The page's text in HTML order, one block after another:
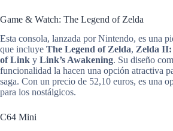
Game & Watch: The Legend of Zelda
Esta consola, lanzada por Nintendo, es una
que incluye The Legend of Zelda, Zelda II:
of Link y Link’s Awakening. Su diseño
funcionalidad la hacen una opción atractiva
saga. Con un precio de 52,10 euros, es una
para los nostálgicos.
C64 Mini